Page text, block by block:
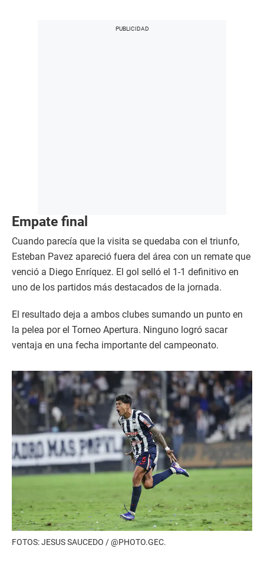
Empate final
Cuando parecía que la visita se quedaba con el triunfo,
Esteban Pavez apareció fuera del área con un remate que
venció a Diego Enríquez. El gol selló el 1-1 definitivo en
uno de los partidos más destacados de la jornada.
El resultado deja a ambos clubes sumando un punto en
la pelea por el Torneo Apertura. Ninguno logró sacar
ventaja en una fecha importante del campeonato.
FOTOS: JESUS SAUCEDO / @PHOTO.GEC.